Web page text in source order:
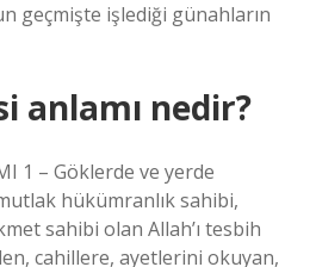
geçmişte işlediği günahların
anlamı nedir?
1 – Göklerde ve yerde
hükümranlık sahibi,
sahibi olan Allah’ı tesbih
cahillere, ayetlerini okuyan,